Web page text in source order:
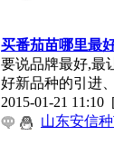
买番茄苗哪里最
要说品牌最好,最
好新品种的引进
2015-01-21 11:10
山东安信